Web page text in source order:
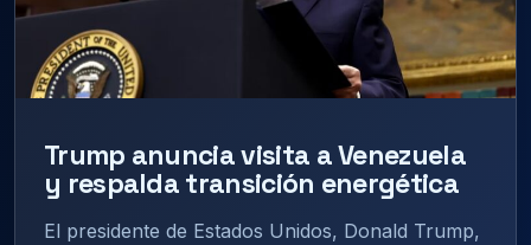
Trump anuncia visita a Venezuela
y respalda transición energética
El presidente de Estados Unidos, Donald Trump,